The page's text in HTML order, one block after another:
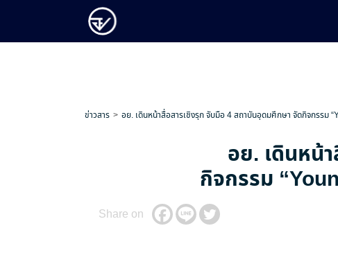
ข่าวสาร อย. เดินหน้าสื่อสารเชิงรุก จับมือ 4 สถาบันอุดมศึกษา จัดกิจกรรม
อย. เดินหน้
กิจกรรม
Share on